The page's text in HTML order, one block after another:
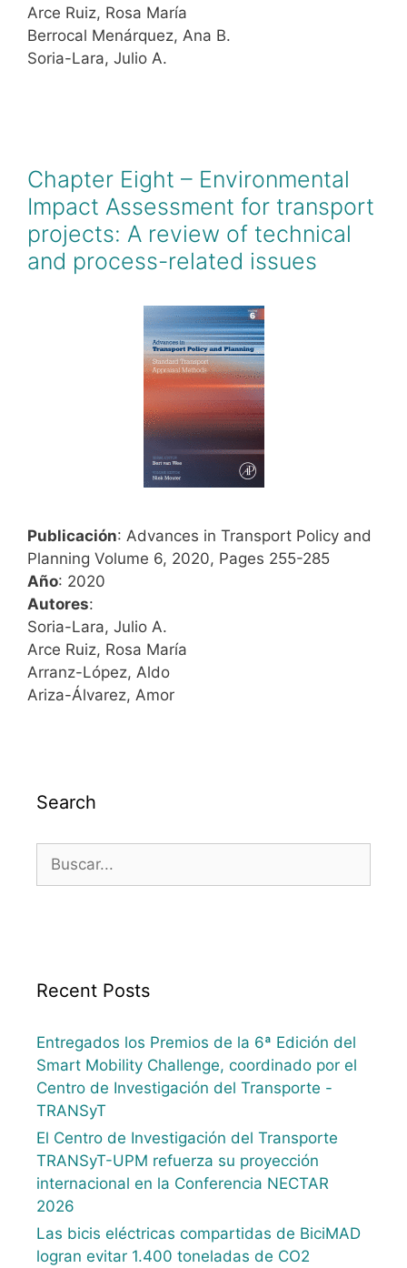
Arce Ruiz, Rosa María
Berrocal Menárquez, Ana B.
Soria-Lara, Julio A.
Chapter Eight – Environmental
Impact Assessment for transport
projects: A review of technical
and process-related issues
Publicación: Advances in Transport Policy and
Planning Volume 6, 2020, Pages 255-285
Año: 2020
Autores:
Soria-Lara, Julio A.
Arce Ruiz, Rosa María
Arranz-López, Aldo
Ariza-Álvarez, Amor
Search
Recent Posts
Entregados los Premios de la 6ª Edición del
Smart Mobility Challenge, coordinado por el
Centro de Investigación del Transporte -
TRANSyT
El Centro de Investigación del Transporte
TRANSyT-UPM refuerza su proyección
internacional en la Conferencia NECTAR
2026
Las bicis eléctricas compartidas de BiciMAD
logran evitar 1.400 toneladas de CO2